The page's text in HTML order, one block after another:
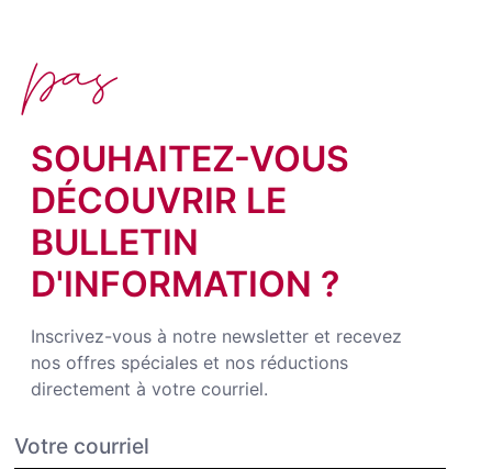
SOUHAITEZ-VOUS
DÉCOUVRIR LE
BULLETIN
D'INFORMATION ?
Inscrivez-vous à notre newsletter et recevez
nos offres spéciales et nos réductions
directement à votre courriel.
pas